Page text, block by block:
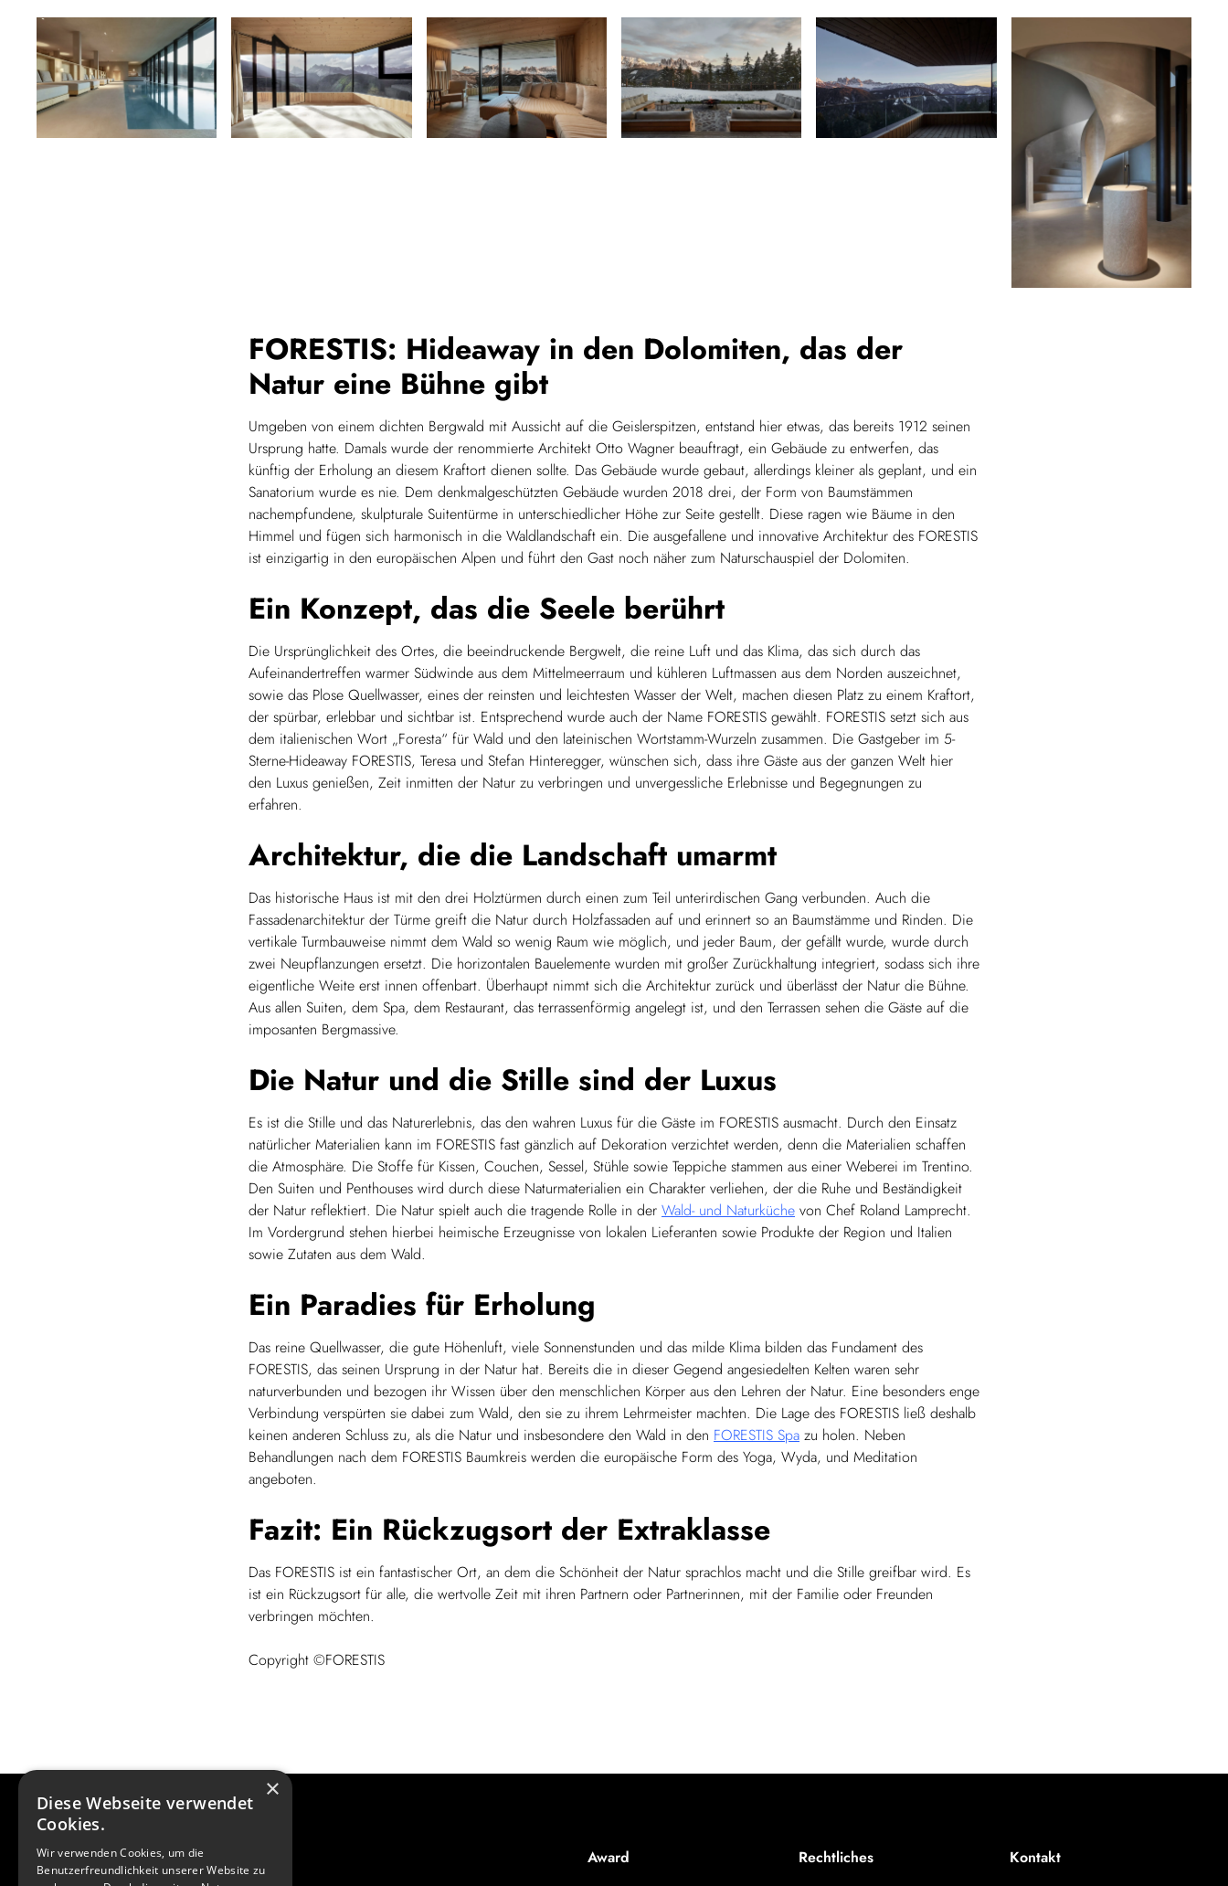
FORESTIS: Hideaway in den Dolomiten, das der
Natur eine Bühne gibt
Umgeben von einem dichten Bergwald mit Aussicht auf die Geislerspitzen, entstand hier etwas, das bereits 1912 seinen
Ursprung hatte. Damals wurde der renommierte Architekt Otto Wagner beauftragt, ein Gebäude zu entwerfen, das
künftig der Erholung an diesem Kraftort dienen sollte. Das Gebäude wurde gebaut, allerdings kleiner als geplant, und ein
Sanatorium wurde es nie. Dem denkmalgeschützten Gebäude wurden 2018 drei, der Form von Baumstämmen
nachempfundene, skulpturale Suitentürme in unterschiedlicher Höhe zur Seite gestellt. Diese ragen wie Bäume in den
Himmel und fügen sich harmonisch in die Waldlandschaft ein. Die ausgefallene und innovative Architektur des FORESTIS
ist einzigartig in den europäischen Alpen und führt den Gast noch näher zum Naturschauspiel der Dolomiten.
Ein Konzept, das die Seele berührt
Die Ursprünglichkeit des Ortes, die beeindruckende Bergwelt, die reine Luft und das Klima, das sich durch das
Aufeinandertreffen warmer Südwinde aus dem Mittelmeerraum und kühleren Luftmassen aus dem Norden auszeichnet,
sowie das Plose Quellwasser, eines der reinsten und leichtesten Wasser der Welt, machen diesen Platz zu einem Kraftort,
der spürbar, erlebbar und sichtbar ist. Entsprechend wurde auch der Name FORESTIS gewählt. FORESTIS setzt sich aus
dem italienischen Wort „Foresta“ für Wald und den lateinischen Wortstamm-Wurzeln zusammen. Die Gastgeber im 5-
Sterne-Hideaway FORESTIS, Teresa und Stefan Hinteregger, wünschen sich, dass ihre Gäste aus der ganzen Welt hier
den Luxus genießen, Zeit inmitten der Natur zu verbringen und unvergessliche Erlebnisse und Begegnungen zu
erfahren.
Architektur, die die Landschaft umarmt
Das historische Haus ist mit den drei Holztürmen durch einen zum Teil unterirdischen Gang verbunden. Auch die
Fassadenarchitektur der Türme greift die Natur durch Holzfassaden auf und erinnert so an Baumstämme und Rinden. Die
vertikale Turmbauweise nimmt dem Wald so wenig Raum wie möglich, und jeder Baum, der gefällt wurde, wurde durch
zwei Neupflanzungen ersetzt. Die horizontalen Bauelemente wurden mit großer Zurückhaltung integriert, sodass sich ihre
eigentliche Weite erst innen offenbart. Überhaupt nimmt sich die Architektur zurück und überlässt der Natur die Bühne.
Aus allen Suiten, dem Spa, dem Restaurant, das terrassenförmig angelegt ist, und den Terrassen sehen die Gäste auf die
imposanten Bergmassive.
Die Natur und die Stille sind der Luxus
Es ist die Stille und das Naturerlebnis, das den wahren Luxus für die Gäste im FORESTIS ausmacht. Durch den Einsatz
natürlicher Materialien kann im FORESTIS fast gänzlich auf Dekoration verzichtet werden, denn die Materialien schaffen
die Atmosphäre. Die Stoffe für Kissen, Couchen, Sessel, Stühle sowie Teppiche stammen aus einer Weberei im Trentino.
Den Suiten und Penthouses wird durch diese Naturmaterialien ein Charakter verliehen, der die Ruhe und Beständigkeit
der Natur reflektiert. Die Natur spielt auch die tragende Rolle in der Wald- und Naturküche von Chef Roland Lamprecht.
Im Vordergrund stehen hierbei heimische Erzeugnisse von lokalen Lieferanten sowie Produkte der Region und Italien
sowie Zutaten aus dem Wald.
Ein Paradies für Erholung
Das reine Quellwasser, die gute Höhenluft, viele Sonnenstunden und das milde Klima bilden das Fundament des
FORESTIS, das seinen Ursprung in der Natur hat. Bereits die in dieser Gegend angesiedelten Kelten waren sehr
naturverbunden und bezogen ihr Wissen über den menschlichen Körper aus den Lehren der Natur. Eine besonders enge
Verbindung verspürten sie dabei zum Wald, den sie zu ihrem Lehrmeister machten. Die Lage des FORESTIS ließ deshalb
keinen anderen Schluss zu, als die Natur und insbesondere den Wald in den FORESTIS Spa zu holen. Neben
Behandlungen nach dem FORESTIS Baumkreis werden die europäische Form des Yoga, Wyda, und Meditation
angeboten.
Fazit: Ein Rückzugsort der Extraklasse
Das FORESTIS ist ein fantastischer Ort, an dem die Schönheit der Natur sprachlos macht und die Stille greifbar wird. Es
ist ein Rückzugsort für alle, die wertvolle Zeit mit ihren Partnern oder Partnerinnen, mit der Familie oder Freunden
verbringen möchten.
Copyright ©FORESTIS
Award Rechtliches Kontakt
×
Diese Webseite verwendet
Cookies.
Wir verwenden Cookies, um die
Benutzerfreundlichkeit unserer Website zu